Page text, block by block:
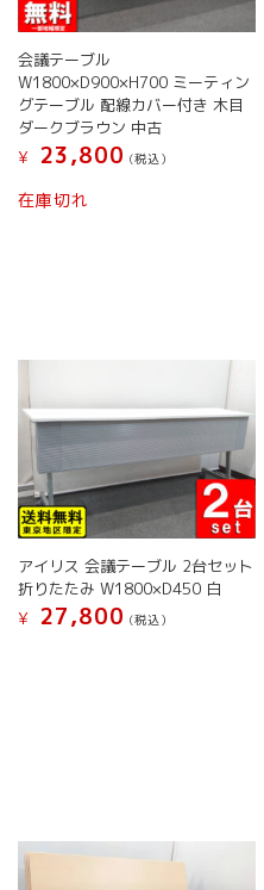
ョ
が
あ
り
ま
す。
ジ
か
ら
選
択
で
き
ま
す
会議テーブル
W1800×D900×H700 ミーティン
グテーブル 配線カバー付き 木目
ダークブラウン 中古
¥
23,800 (税込）
在庫切れ
バ
リ
ー
シ
ョ
ン
が
あ
り
品
アイリス 会議テーブル 2台セット
折りたたみ W1800×D450 白
¥
27,800 (税込）